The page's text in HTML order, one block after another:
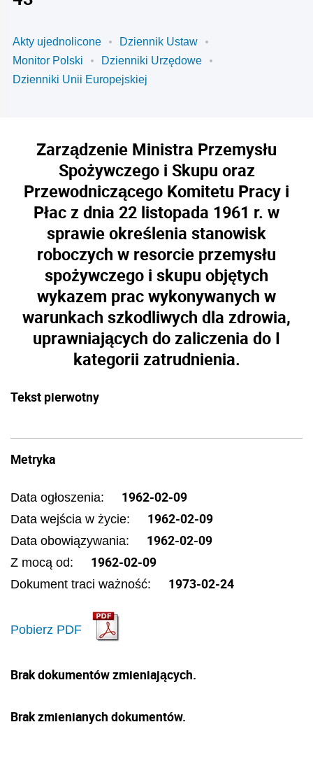
Akty ujednolicone
Dziennik Ustaw
Monitor Polski
Dzienniki Urzędowe
Dzienniki Unii Europejskiej
Zarządzenie Ministra Przemysłu
Spożywczego i Skupu oraz
Przewodniczącego Komitetu Pracy i
Płac z dnia 22 listopada 1961 r. w
sprawie określenia stanowisk
roboczych w resorcie przemysłu
spożywczego i skupu objętych
wykazem prac wykonywanych w
warunkach szkodliwych dla zdrowia,
uprawniających do zaliczenia do I
kategorii zatrudnienia.
Tekst pierwotny
Metryka
Data ogłoszenia: 1962-02-09
Data wejścia w życie: 1962-02-09
Data obowiązywania: 1962-02-09
Z mocą od: 1962-02-09
Dokument traci ważność: 1973-02-24
Pobierz PDF
Brak dokumentów zmieniających.
Brak zmienianych dokumentów.